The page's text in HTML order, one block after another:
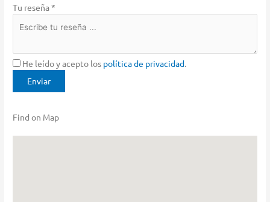
Tu reseña *
He leído y acepto los política de privacidad.
Find on Map